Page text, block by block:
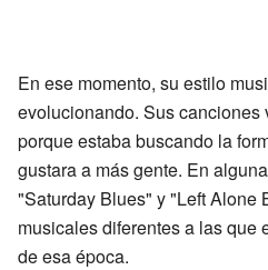
En ese momento, su estilo
evolucionando. Sus canciones
porque estaba buscando la
gustara a más gente. En
"Saturday Blues" y "Left Alone
musicales diferentes a las que
de esa época.